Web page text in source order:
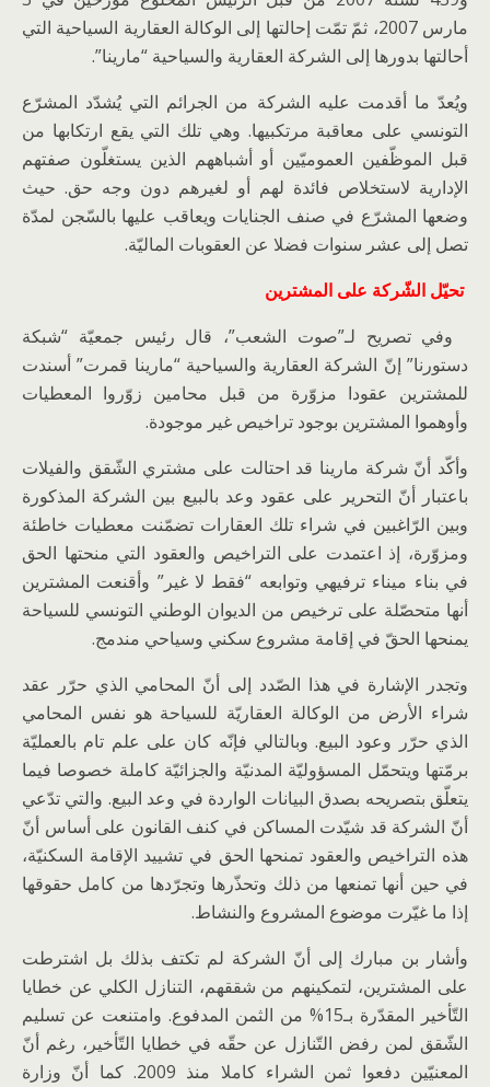
مارس 2007، ثمّ تمّت إحالتها إلى الوكالة العقارية السياحية التي
أحالتها بدورها إلى الشركة العقارية والسياحية “مارينا”.
ويُعدّ ما أقدمت عليه الشركة من الجرائم التي يُشدّد المشرّع
التونسي على معاقبة مرتكبيها. وهي تلك التي يقع ارتكابها من
قبل الموظّفين العموميّين أو أشباههم الذين يستغلّون صفتهم
الإدارية لاستخلاص فائدة لهم أو لغيرهم دون وجه حق. حيث
وضعها المشرّع في صنف الجنايات ويعاقب عليها بالسّجن لمدّة
تصل إلى عشر سنوات فضلا عن العقوبات الماليّة.
تحيّل الشّركة على المشترين
وفي تصريح لـ”صوت الشعب”، قال رئيس جمعيّة “شبكة
دستورنا” إنّ الشركة العقارية والسياحية “مارينا قمرت” أسندت
للمشترين عقودا مزوّرة من قبل محامين زوّروا المعطيات
وأوهموا المشترين بوجود تراخيص غير موجودة.
وأكّد أنّ شركة مارينا قد احتالت على مشتري الشّقق والفيلات
باعتبار أنّ التحرير على عقود وعد بالبيع بين الشركة المذكورة
وبين الرّاغبين في شراء تلك العقارات تضمّنت معطيات خاطئة
ومزوّرة، إذ اعتمدت على التراخيص والعقود التي منحتها الحق
في بناء ميناء ترفيهي وتوابعه “فقط لا غير” وأقنعت المشترين
أنها متحصّلة على ترخيص من الديوان الوطني التونسي للسياحة
يمنحها الحقّ في إقامة مشروع سكني وسياحي مندمج.
وتجدر الإشارة في هذا الصّدد إلى أنّ المحامي الذي حرّر عقد
شراء الأرض من الوكالة العقاريّة للسياحة هو نفس المحامي
الذي حرّر وعود البيع. وبالتالي فإنّه كان على علم تام بالعمليّة
برمّتها ويتحمّل المسؤوليّة المدنيّة والجزائيّة كاملة خصوصا فيما
يتعلّق بتصريحه بصدق البيانات الواردة في وعد البيع. والتي تدّعي
أنّ الشركة قد شيّدت المساكن في كنف القانون على أساس أنّ
هذه التراخيص والعقود تمنحها الحق في تشييد الإقامة السكنيّة،
في حين أنها تمنعها من ذلك وتحذّرها وتجرّدها من كامل حقوقها
إذا ما غيّرت موضوع المشروع والنشاط.
وأشار بن مبارك إلى أنّ الشركة لم تكتف بذلك بل اشترطت
على المشترين، لتمكينهم من شققهم، التنازل الكلي عن خطايا
التّأخير المقدّرة بـ15% من الثمن المدفوع. وامتنعت عن تسليم
الشّقق لمن رفض التّنازل عن حقّه في خطايا التّأخير، رغم أنّ
المعنيّين دفعوا ثمن الشراء كاملا منذ 2009. كما أنّ وزارة